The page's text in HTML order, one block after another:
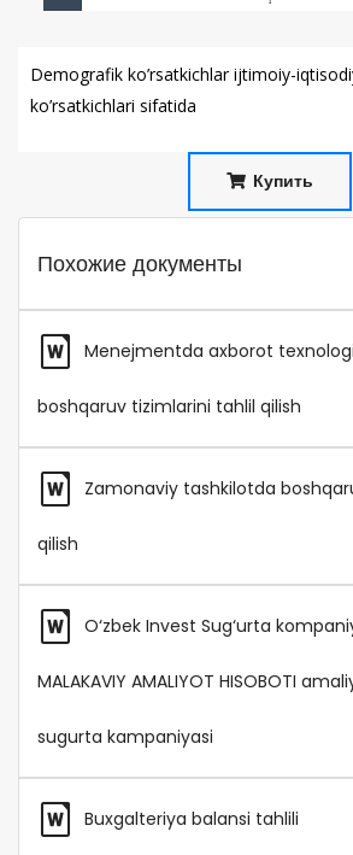
Demografik ko’rsatkichlar ijtimoiy-
ko’rsatkichlari sifatida
Купить
Похожие документы
Menejmentda axborot
boshqaruv tizimlarini tahlil qilish
Zamonaviy tashkilotda
qilish
O‘zbek Invest Sug‘urta
MALAKAVIY AMALIYOT HISOBOTI
sugurta kampaniyasi
Buxgalteriya balansi tahlili